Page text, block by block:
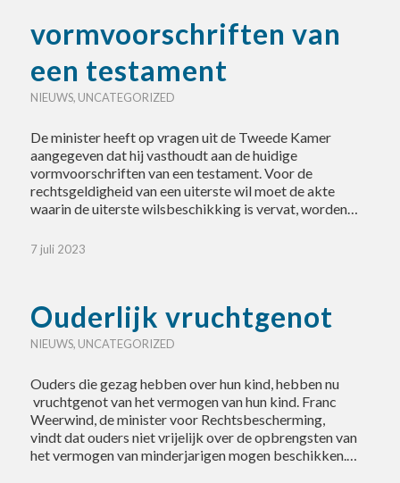
vormvoorschriften van
een testament
NIEUWS, UNCATEGORIZED
De minister heeft op vragen uit de Tweede Kamer
aangegeven dat hij vasthoudt aan de huidige
vormvoorschriften van een testament. Voor de
rechtsgeldigheid van een uiterste wil moet de akte
waarin de uiterste wilsbeschikking is vervat, worden…
7 juli 2023
Ouderlijk vruchtgenot
NIEUWS, UNCATEGORIZED
Ouders die gezag hebben over hun kind, hebben nu
vruchtgenot van het vermogen van hun kind. Franc
Weerwind, de minister voor Rechtsbescherming,
vindt dat ouders niet vrijelijk over de opbrengsten van
het vermogen van minderjarigen mogen beschikken.…